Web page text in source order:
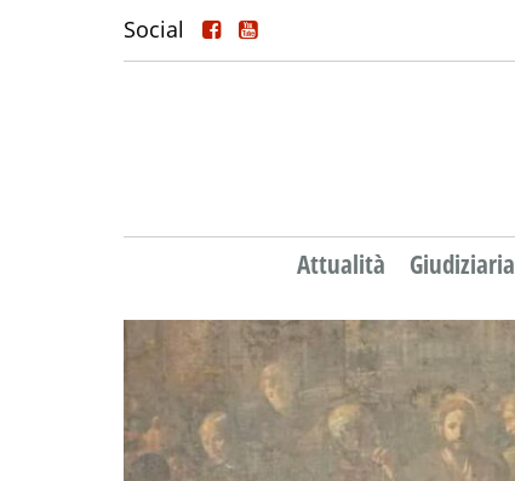
Social
Attualità Giudiziaria